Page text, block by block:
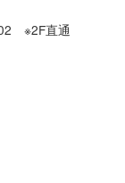
※2F直通